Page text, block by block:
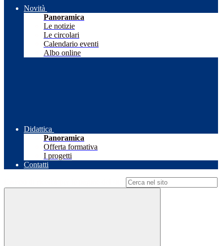
Novità
Panoramica
Le notizie
Le circolari
Calendario eventi
Albo online
Didattica
Panoramica
Offerta formativa
I progetti
Contatti